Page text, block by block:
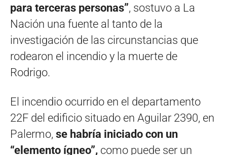
para terceras personas”, sostuvo a La
Nación una fuente al tanto de la
investigación de las circunstancias que
rodearon el incendio y la muerte de
Rodrigo.
El incendio ocurrido en el departamento
22F del edificio situado en Aguilar 2390, en
Palermo, se habría iniciado con un
“elemento ígneo”, como puede ser un